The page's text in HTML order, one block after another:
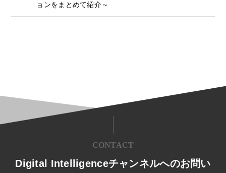
ョンをまとめて紹介～
CONTACT
Digital Intelligenceチャンネルへのお問い